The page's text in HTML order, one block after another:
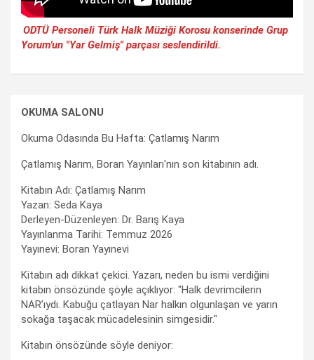
ODTÜ Personeli Türk Halk Müziği Korosu konserinde Grup
Yorum'un "Yar Gelmiş" parçası seslendirildi.
OKUMA SALONU
Okuma Odasında Bu Hafta: Çatlamış Narım
Çatlamış Narım, Boran Yayınları'nın son kitabının adı.
Kitabın Adı: Çatlamış Narım
Yazan: Seda Kaya
Derleyen-Düzenleyen: Dr. Barış Kaya
Yayınlanma Tarihi: Temmuz 2026
Yayınevi: Boran Yayınevi
Kitabın adı dikkat çekici. Yazarı, neden bu ismi verdiğini
kitabın önsözünde şöyle açıklıyor: "Halk devrimcilerin
NAR’ıydı. Kabuğu çatlayan Nar halkın olgunlaşan ve yarın
sokağa taşacak mücadelesinin simgesidir."
Kitabın önsözünde söyle deniyor: